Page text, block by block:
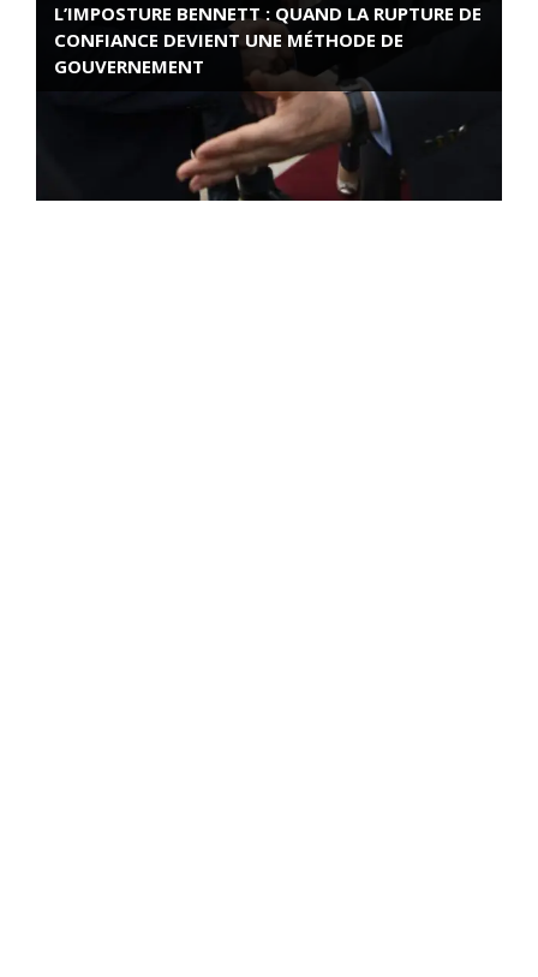
L’IMPOSTURE BENNETT : QUAND LA RUPTURE DE
CONFIANCE DEVIENT UNE MÉTHODE DE
GOUVERNEMENT
ROSE VALLAND, HEROÏNE DE LA RESISTANCE